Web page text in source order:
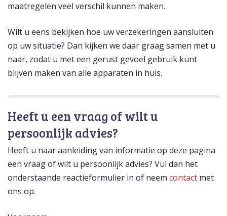
maatregelen veel verschil kunnen maken.
Wilt u eens bekijken hoe uw verzekeringen aansluiten
op uw situatie? Dan kijken we daar graag samen met u
naar, zodat u met een gerust gevoel gebruik kunt
blijven maken van alle apparaten in huis.
Heeft u een vraag of wilt u
persoonlijk advies?
Heeft u naar aanleiding van informatie op deze pagina
een vraag of wilt u persoonlijk advies? Vul dan het
onderstaande reactieformulier in of neem contact met
ons op.